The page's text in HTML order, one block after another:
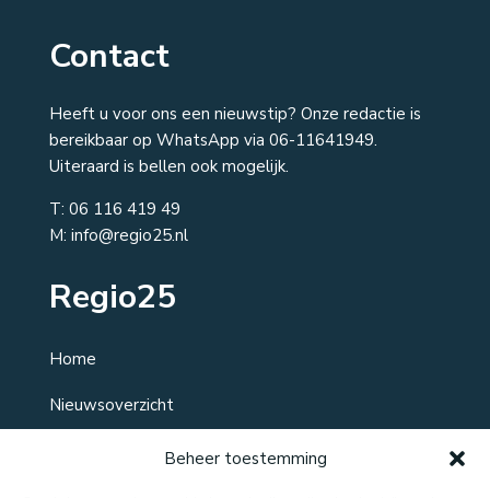
Beheer toestemming
Contact
Heeft u voor ons een nieuwstip? Onze redactie is
bereikbaar op WhatsApp via 06-11641949.
Uiteraard is bellen ook mogelijk.
T: 06 116 419 49
M: info@regio25.nl
Regio25
Home
Nieuwsoverzicht